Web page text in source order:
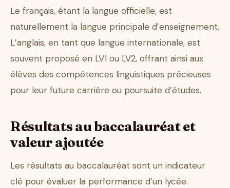
Le français, étant la langue officielle, est
naturellement la langue principale d’enseignement.
L’anglais, en tant que langue internationale, est
souvent proposé en LV1 ou LV2, offrant ainsi aux
élèves des compétences linguistiques précieuses
pour leur future carrière ou poursuite d’études.
Résultats au baccalauréat et
valeur ajoutée
Les résultats au baccalauréat sont un indicateur
clé pour évaluer la performance d’un lycée.